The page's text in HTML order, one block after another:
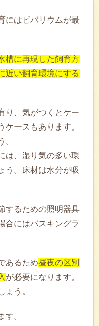
にはビバリウムが最
槽に再現した飼育方
近い飼育環境にする
り、気がつくとケー
ケースもあります。
。
は、湿り気の多い環
う。床材は水分が吸
するための照明器具
合にはバスキングラ
あるため昼夜の区別
が必要になります。
ょう。
す。